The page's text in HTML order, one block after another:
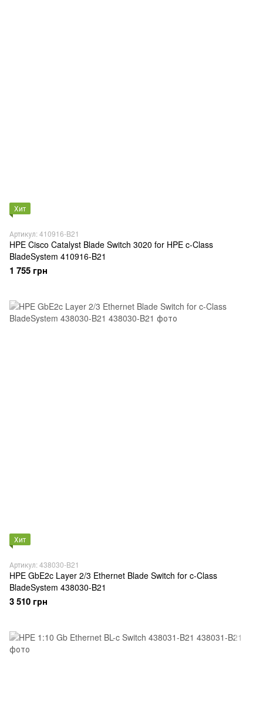
Хит
Артикул: 410916-B21
HPE Cisco Catalyst Blade Switch 3020 for HPE c-Class
BladeSystem 410916-B21
1 755 грн
Хит
Артикул: 438030-B21
HPE GbE2c Layer 2/3 Ethernet Blade Switch for c-Class
BladeSystem 438030-B21
3 510 грн